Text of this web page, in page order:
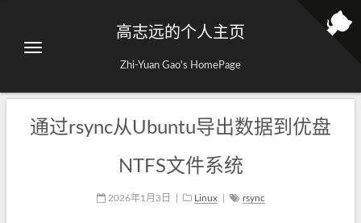
高志远的个人主页
Zhi-Yuan Gao's HomePage
通过rsync从Ubuntu导出数据到优盘
NTFS文件系统
2026年1月3日 Linux rsync